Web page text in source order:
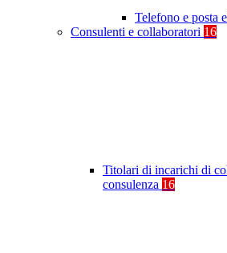
Telefono e posta
Consulenti e collaboratori 16
Titolari di incarichi di
consulenza 16